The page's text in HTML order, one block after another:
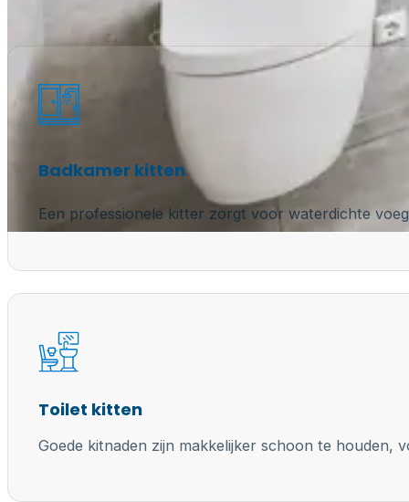
duurzaam, waterdicht en perfect afgewerkt
Badkamer kitten
Een professionele kitter zorgt voor waterdichte
Toilet kitten
Goede kitnaden zijn makkelijker schoon te houden,